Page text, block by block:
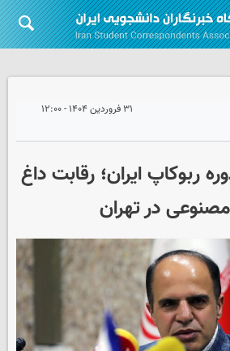
۳۱ فروردین ۱۴۰۴ - ۱۲:۰۰
ربوکاپ ایران؛ رقابت داغ
در تهران